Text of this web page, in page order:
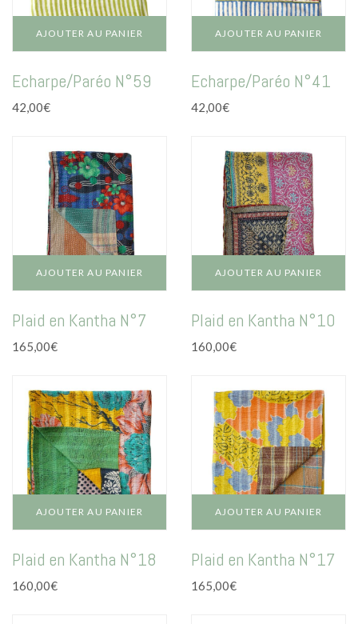
AJOUTER AU PANIER
Echarpe/Paréo N°59
42,00€
AJOUTER AU PANIER
Echarpe/Paréo N°41
42,00€
AJOUTER AU PANIER
Plaid en Kantha N°7
165,00€
AJOUTER AU PANIER
Plaid en Kantha N°10
160,00€
AJOUTER AU PANIER
Plaid en Kantha N°18
160,00€
AJOUTER AU PANIER
Plaid en Kantha N°17
165,00€